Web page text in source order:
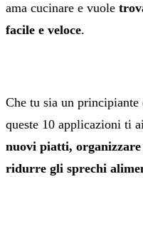
ama cucinare e vuole
facile e veloce.
Che tu sia un
queste 10 applicazioni ti
nuovi piatti,
ridurre gli sprechi